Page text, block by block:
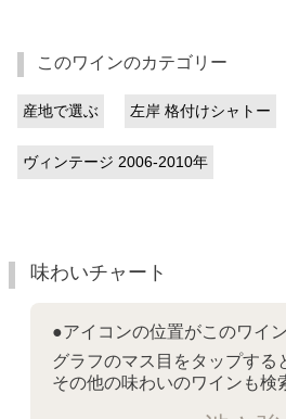
このワインのカテゴリー
産地で選ぶ 左岸 格付けシャトー
ヴィンテージ 2006-2010年
味わいチャート
●アイコンの位置がこのワイ
グラフのマス目をタップする
その他の味わいのワインも検